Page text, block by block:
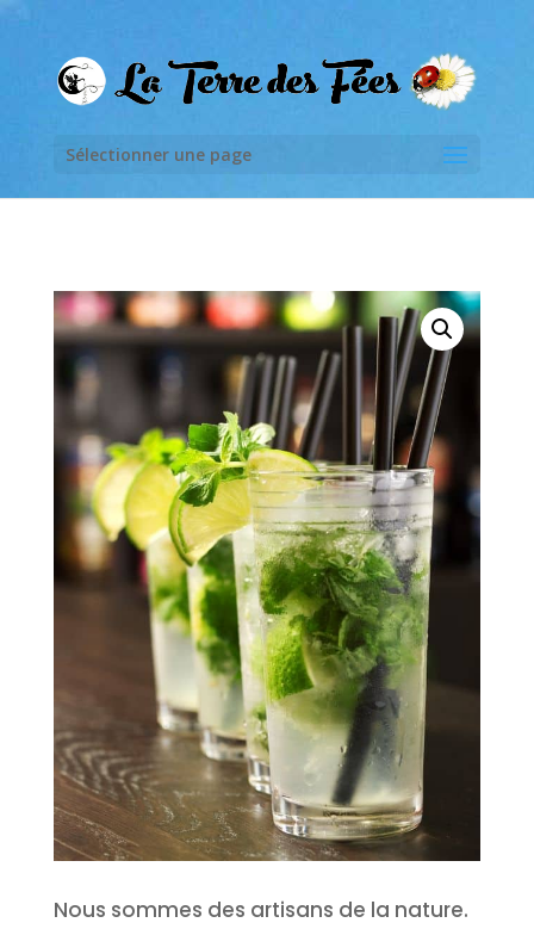
Sélectionner une page
Nous sommes des artisans de la nature.